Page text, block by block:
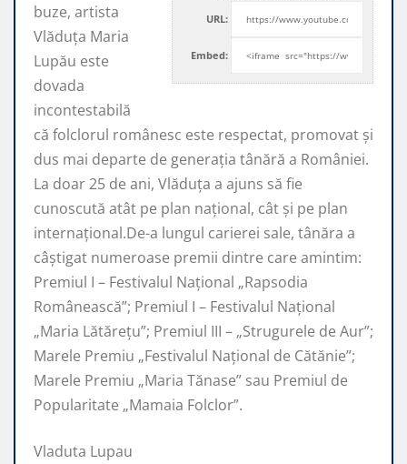
URL:
Embed:
buze, artista
Vlăduța Maria
Lupău este
dovada
incontestabilă
că folclorul românesc este respectat, promovat şi
dus mai departe de generaţia tânără a României.
La doar 25 de ani, Vlăduța a ajuns să fie
cunoscută atât pe plan naţional, cât şi pe plan
internaţional.De-a lungul carierei sale, tânăra a
câştigat numeroase premii dintre care amintim:
Premiul I – Festivalul Național „Rapsodia
Românească”; Premiul I – Festivalul Național
„Maria Lătărețu”; Premiul III – „Strugurele de Aur”;
Marele Premiu „Festivalul Național de Cătănie”;
Marele Premiu „Maria Tănase” sau Premiul de
Popularitate „Mamaia Folclor”.
Vladuta Lupau